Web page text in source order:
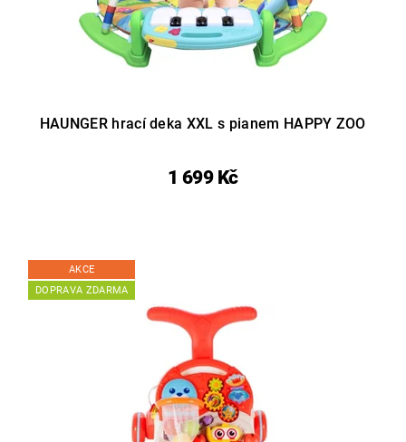
HAUNGER hrací deka XXL s pianem HAPPY ZOO
1 699 Kč
AKCE
DOPRAVA ZDARMA